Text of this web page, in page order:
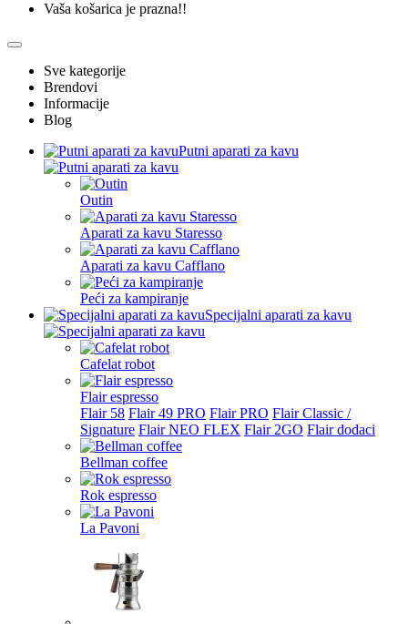
Vaša košarica je prazna!!
Sve kategorije
Brendovi
Informacije
Blog
Putni aparati za kavu
Outin
Aparati za kavu Staresso
Aparati za kavu Cafflano
Peći za kampiranje
Specijalni aparati za kavu
Cafelat robot
Flair espresso
Flair 58 Flair 49 PRO Flair PRO Flair Classic /
Signature Flair NEO FLEX Flair 2GO Flair dodaci
Bellman coffee
Rok espresso
La Pavoni